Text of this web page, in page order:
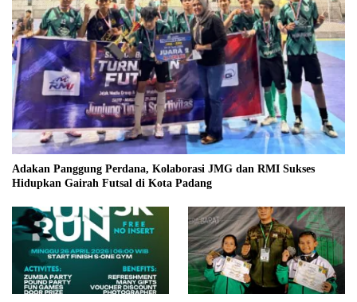
Adakan Panggung Perdana, Kolaborasi JMG dan RMI Sukses
Hidupkan Gairah Futsal di Kota Padang